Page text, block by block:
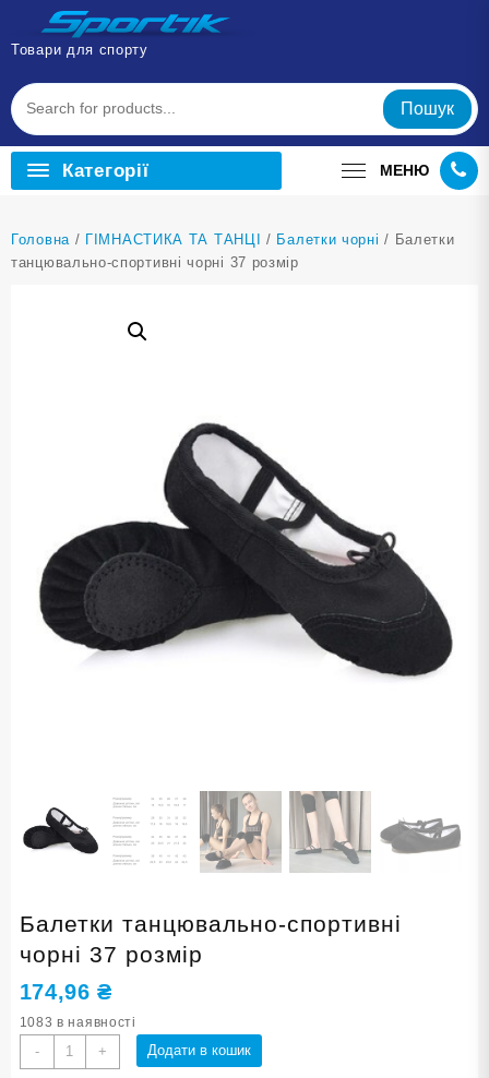
Перейти
вмісту
Товари для спорту
Пошук
Категорії МЕНЮ
Головна / ГІМНАСТИКА ТА ТАНЦІ / Балетки чорні / Балетки
танцювально-спортивні чорні 37 розмір
Балетки танцювально-спортивні
чорні 37 розмір
174,96₴
1083 в наявності
-
Балетки
танцювально-
+ Додати в кошик